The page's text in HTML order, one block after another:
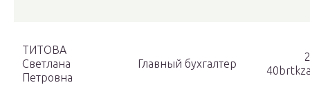
ТИТОВА
Светлана
Петровна
Главный бухгалтер